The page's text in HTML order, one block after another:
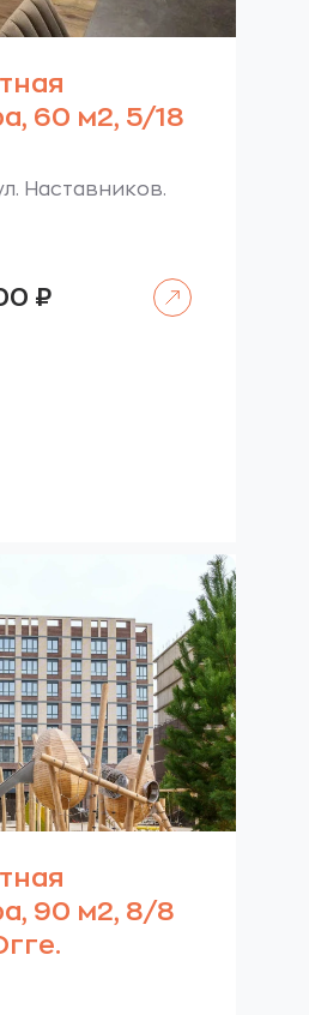
60 м2, 5/18
Наставников.
₽
90 м2, 8/8